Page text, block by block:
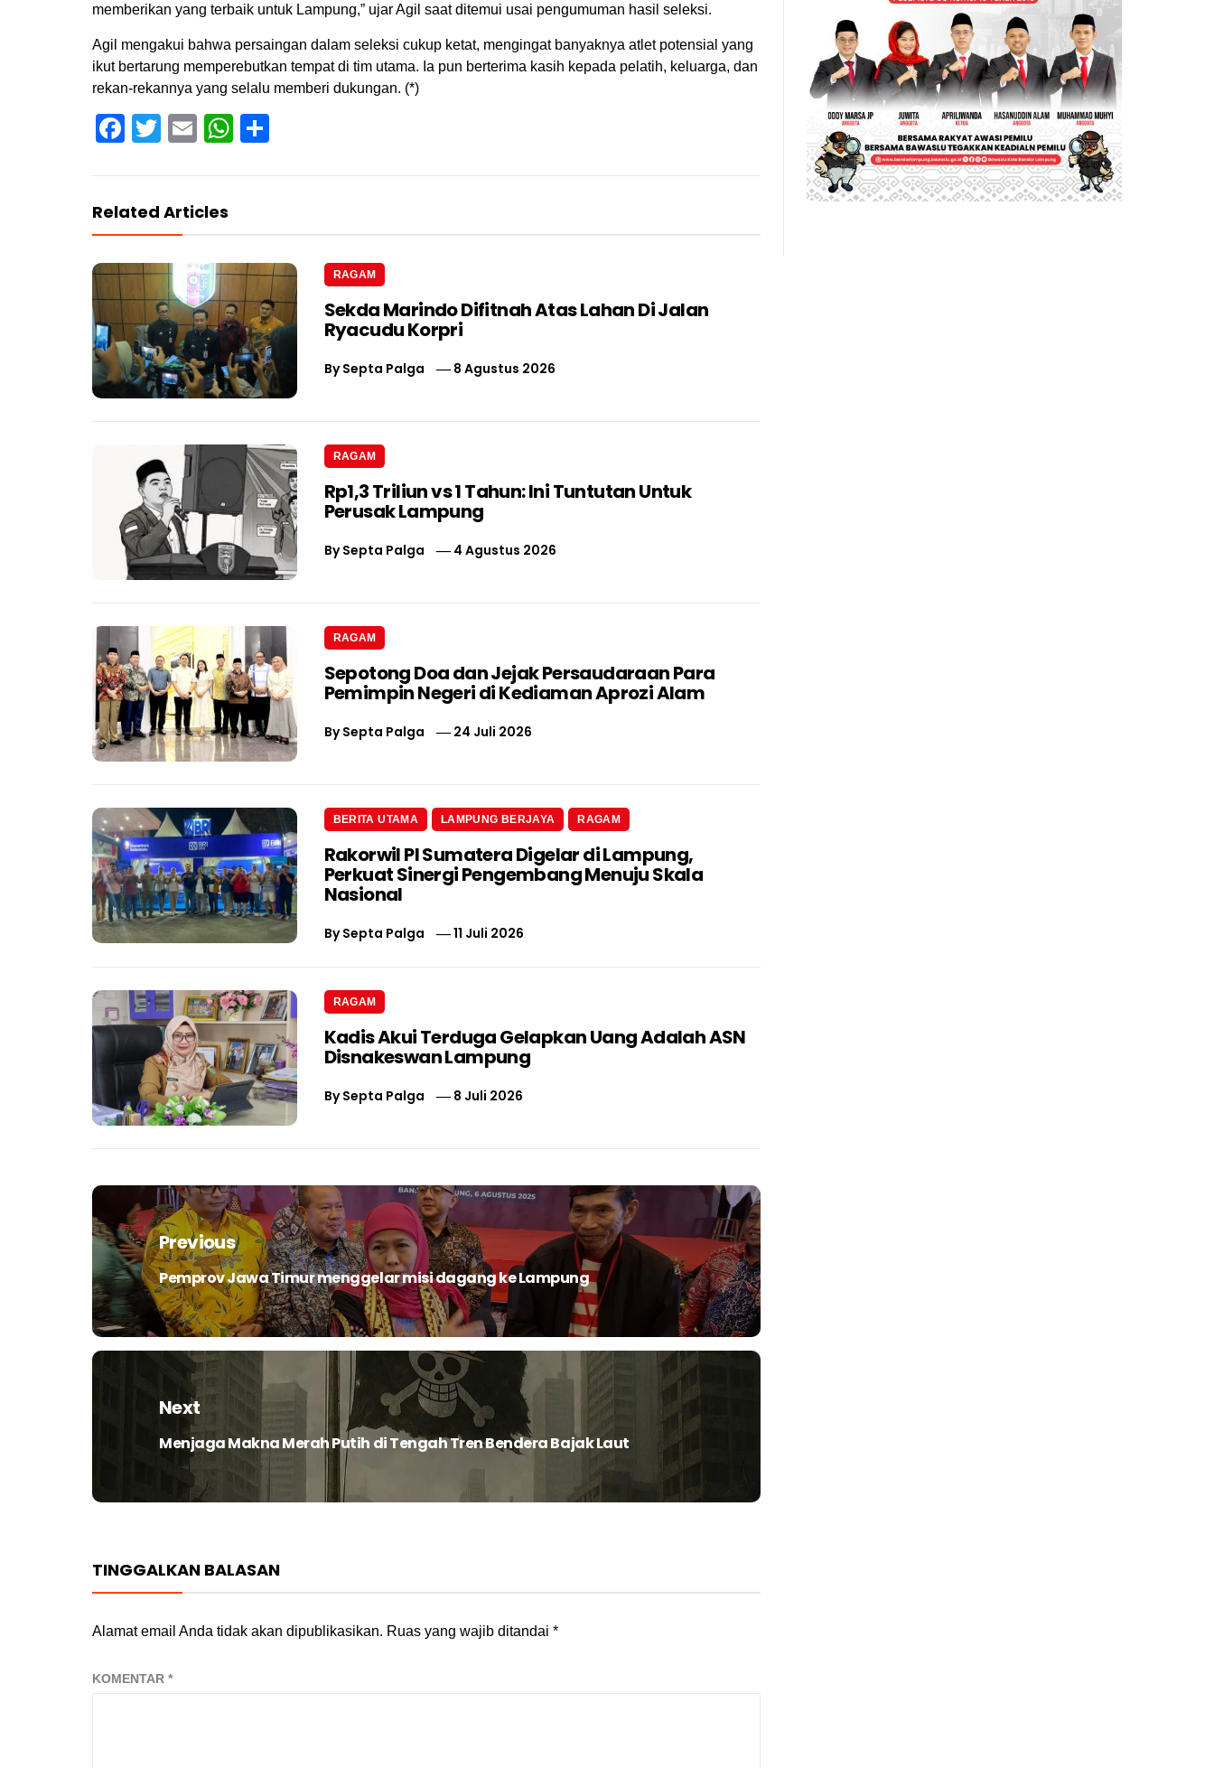
memberikan yang terbaik untuk Lampung,” ujar Agil saat ditemui usai pengumuman hasil seleksi.
Agil mengakui bahwa persaingan dalam seleksi cukup ketat, mengingat banyaknya atlet potensial yang
ikut bertarung memperebutkan tempat di tim utama. Ia pun berterima kasih kepada pelatih, keluarga, dan
rekan-rekannya yang selalu memberi dukungan. (*)
Facebook
TwitterEmailWhatsApp
Related Articles
RAGAM
Sekda Marindo Difitnah Atas Lahan Di Jalan
Ryacudu Korpri
BySepta Palga 8 Agustus 2026
RAGAM
Rp1,3 Triliun vs 1 Tahun: Ini Tuntutan Untuk
Perusak Lampung
BySepta Palga 4 Agustus 2026
RAGAM
Sepotong Doa dan Jejak Persaudaraan Para
Pemimpin Negeri di Kediaman Aprozi Alam
BySepta Palga 24 Juli 2026
BERITA UTAMA LAMPUNG BERJAYA RAGAM
Rakorwil PI Sumatera Digelar di Lampung,
Perkuat Sinergi Pengembang Menuju Skala
Nasional
BySepta Palga 11 Juli 2026
RAGAM
Kadis Akui Terduga Gelapkan Uang Adalah ASN
Disnakeswan Lampung
BySepta Palga 8 Juli 2026
Navigasi
pos
Previous
Previous
post:
Pemprov Jawa Timur menggelar misi dagang ke Lampung
Next
Next
post:
Menjaga Makna Merah Putih di Tengah Tren Bendera Bajak Laut
TINGGALKAN BALASAN
Alamat email Anda tidak akan dipublikasikan. Ruas yang wajib ditandai *
KOMENTAR *